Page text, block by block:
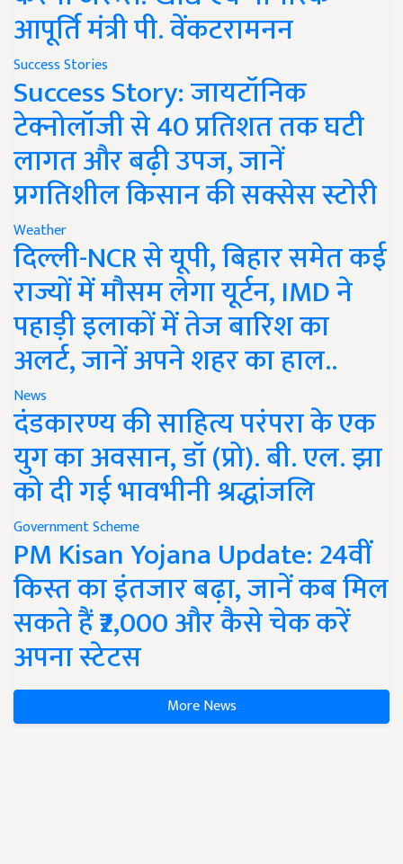
आपूर्ति मंत्री पी. वेंकटरामनन
Success Stories
Success Story: जायटॉनिक
टेक्नोलॉजी से 40 प्रतिशत तक घटी
लागत और बढ़ी उपज, जानें
प्रगतिशील किसान की सक्सेस स्टोरी
Weather
दिल्ली-NCR से यूपी, बिहार समेत कई
राज्यों में मौसम लेगा यूर्टन, IMD ने
पहाड़ी इलाकों में तेज बारिश का
अलर्ट, जानें अपने शहर का हाल..
News
दंडकारण्य की साहित्य परंपरा के एक
युग का अवसान, डॉ (प्रो). बी. एल. झा
को दी गई भावभीनी श्रद्धांजलि
Government Scheme
PM Kisan Yojana Update: 24वीं
किस्त का इंतजार बढ़ा, जानें कब मिल
सकते हैं ₹2,000 और कैसे चेक करें
अपना स्टेटस
More News